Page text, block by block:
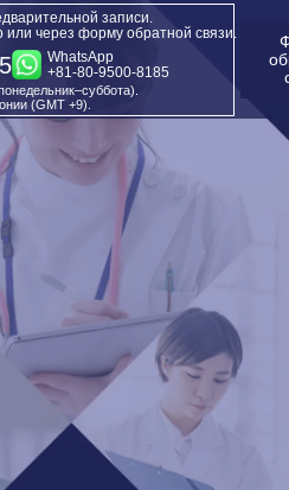
записи.
через форму обратной связи.
WhatsApp
+81-80-9500-8185
(GMT +9).
Боли в пояснице
Визуальная
Истории пациентов